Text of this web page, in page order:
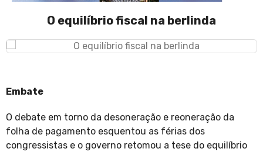
O equilíbrio fiscal na berlinda
Embate
O debate em torno da desoneração e reoneração da
folha de pagamento esquentou as férias dos
congressistas e o governo retomou a tese do equilíbrio